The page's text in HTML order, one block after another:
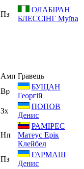
Пз
ОЛАБІРАН
БЛЕССІНГ Муїва
Амп Гравець
Вр
БУЩАН
Георгій
Зх
ПОПОВ
Денис
Нп
РАМІРЕС
Матеус Ерік
Клейбел
Пз
ГАРМАШ
Денис